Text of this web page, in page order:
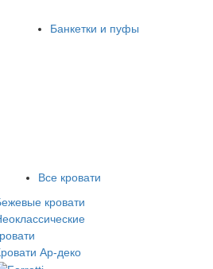
Банкетки и пуфы
Все кровати
кровати
Ар-деко